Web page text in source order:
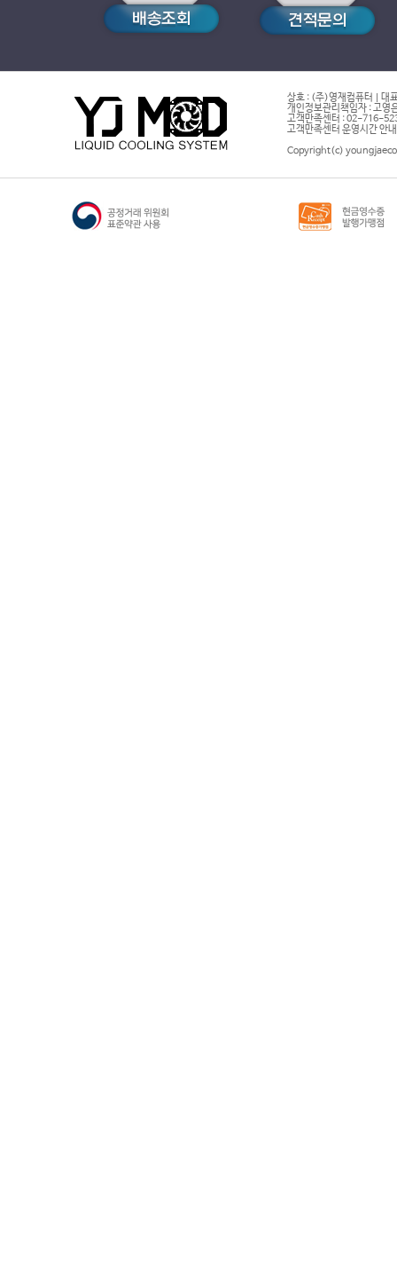
상호 : (주)영재컴퓨터 | 대
개인정보관리책임자 : 고영
고객만족센터 : 02-716-
고객만족센터 운영시간 안
Copyright(c)